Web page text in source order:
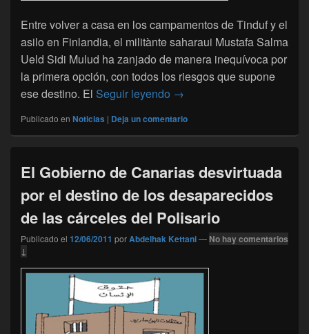
Entre volver a casa en los campamentos de Tinduf y el
asilo en Finlandia, el militànte saharaui Mustafa Salma
Ueld Sidi Mulud ha zanjado de manera inequívoca por
la primera opción, con todos los riesgos que supone
ese destino. El Seguir leyendo Un disidente del Polisario
→
Publicado en Noticias | Deja un comentario
El Gobierno de Canarias desvirtuada
por el destino de los desaparecidos
de las cárceles del Polisario
Publicado el 12/06/2011 porAbdelhak Kettani— No hay comentarios
↓